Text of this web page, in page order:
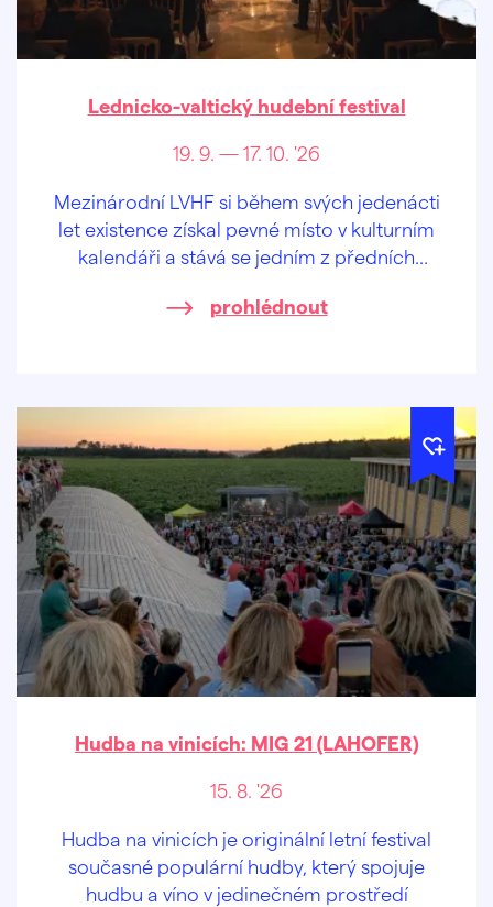
Lednicko-valtický hudební festival
19. 9. — 17. 10. '26
Mezinárodní LVHF si během svých jedenácti
let existence získal pevné místo v kulturním
kalendáři a stává se jedním z předních
prohlédnout
Hudba na vinicích: MIG 21 (LAHOFER)
15. 8. '26
Hudba na vinicích je originální letní festival
současné populární hudby, který spojuje
hudbu a víno v jedinečném prostředí